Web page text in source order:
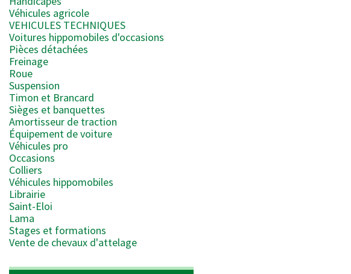
Véhicules agricole
VEHICULES TECHNIQUES
Voitures hippomobiles d'occasions
Pièces détachées
Freinage
Roue
Suspension
Timon et Brancard
Sièges et banquettes
Amortisseur de traction
Équipement de voiture
Véhicules pro
Occasions
Colliers
Véhicules hippomobiles
Librairie
Saint-Eloi
Lama
Stages et formations
Vente de chevaux d'attelage